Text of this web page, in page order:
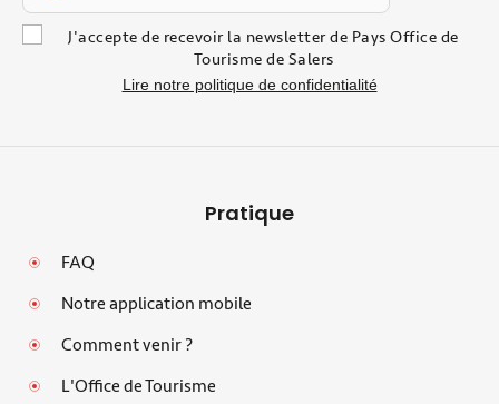
J'accepte de recevoir la newsletter de Pays Office de
Tourisme de Salers
Lire notre politique de confidentialité
Pratique
FAQ
Notre application mobile
Comment venir ?
L'Office de Tourisme